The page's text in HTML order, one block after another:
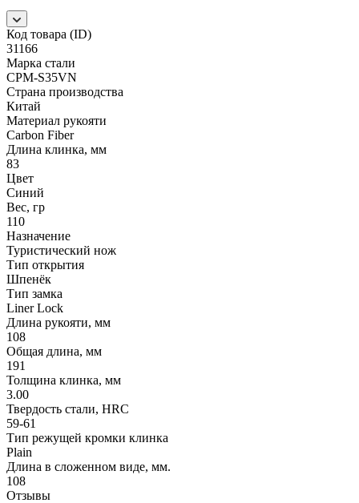
Код товара (ID)
31166
Марка стали
CPM-S35VN
Страна производства
Китай
Материал рукояти
Carbon Fiber
Длина клинка, мм
83
Цвет
Синий
Вес, гр
110
Назначение
Туристический нож
Тип открытия
Шпенёк
Тип замка
Liner Lock
Длина рукояти, мм
108
Общая длина, мм
191
Толщина клинка, мм
3.00
Твердость стали, HRC
59-61
Тип режущей кромки клинка
Plain
Длина в сложенном виде, мм.
108
Отзывы